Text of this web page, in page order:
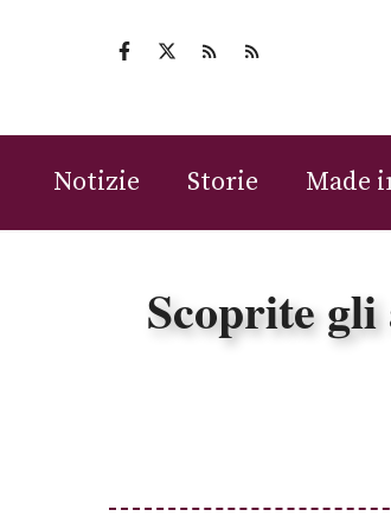
Notizie Storie Made
Scoprite